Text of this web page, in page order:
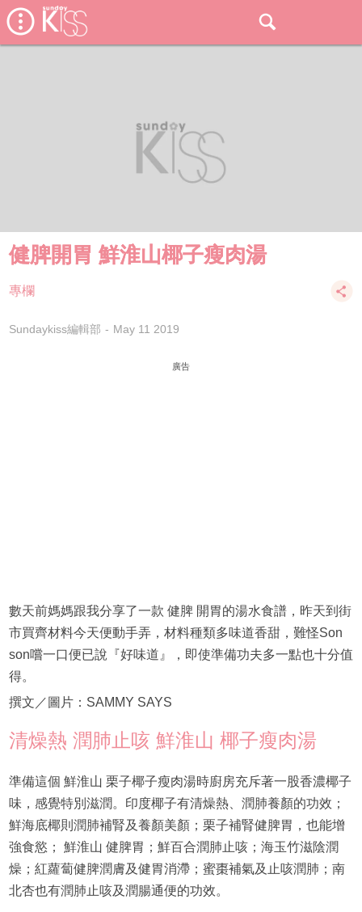
健脾開胃 鮮淮山椰子瘦肉湯
專欄
Sundaykiss編輯部 May 11 2019
廣告
數天前媽媽跟我分享了一款 健脾 開胃的湯水食譜，昨天到街
市買齊材料今天便動手弄，材料種類多味道香甜，難怪Son
son嚐一口便已說『好味道』，即使準備功夫多一點也十分值
得。
撰文／圖片：SAMMY SAYS
清燥熱 潤肺止咳 鮮淮山 椰子瘦肉湯
準備這個 鮮淮山 栗子椰子瘦肉湯時廚房充斥著一股香濃椰子
味，感覺特別滋潤。印度椰子有清燥熱、潤肺養顏的功效；
鮮海底椰則潤肺補腎及養顏美顏；栗子補腎健脾胃，也能增
強食慾； 鮮淮山 健脾胃；鮮百合潤肺止咳；海玉竹滋陰潤
燥；紅蘿蔔健脾潤膚及健胃消滯；蜜棗補氣及止咳潤肺；南
北杏也有潤肺止咳及潤腸通便的功效。